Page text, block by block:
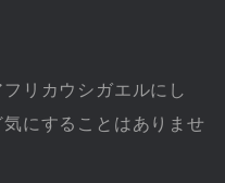
リカウシガエルにし
にすることはありませ